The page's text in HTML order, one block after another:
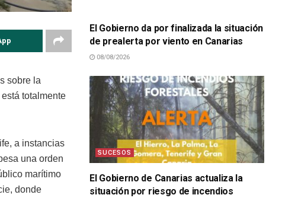
sobre la
totalmente
a instancias
una orden
marítimo
donde
El Gobierno da por finalizada la situación
de prealerta por viento en Canarias
08/08/2026
SUCESOS
El Gobierno de Canarias actualiza la
situación por riesgo de incendios